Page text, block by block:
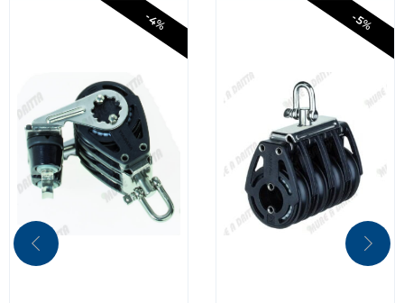
-4% -5%